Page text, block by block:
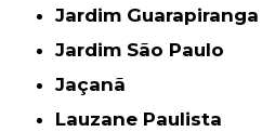
Jardim Guarapiranga
Jardim São Paulo
Jaçanã
Lauzane Paulista